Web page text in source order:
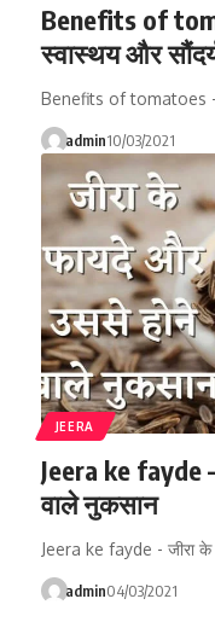
Benefits of
स्वास्थय और
Benefits of tomatoes –
admin10/03/2021
JEERA
Jeera ke fayde
वाले नुकसान
Jeera ke fayde - जीरा
admin04/03/2021